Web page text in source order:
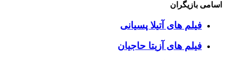
اسامی بازیگران
فیلم های آتیلا پسیانی
فیلم های آزیتا حاجیان